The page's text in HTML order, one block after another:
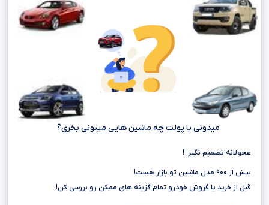
میدونی با پولت چه ماشین هایی میتونی بخری؟
عجولانه تصمیم نگیر، !
بیش از ۹۰۰ مدل ماشین تو بازار هست!
قبل از خرید یا فروش خودرو تمام گزینه های ممکن رو بررسی کن!